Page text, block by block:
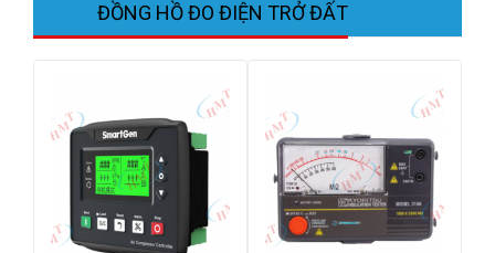
ĐỒNG HỒ ĐO ĐIỆN TRỞ ĐẤT